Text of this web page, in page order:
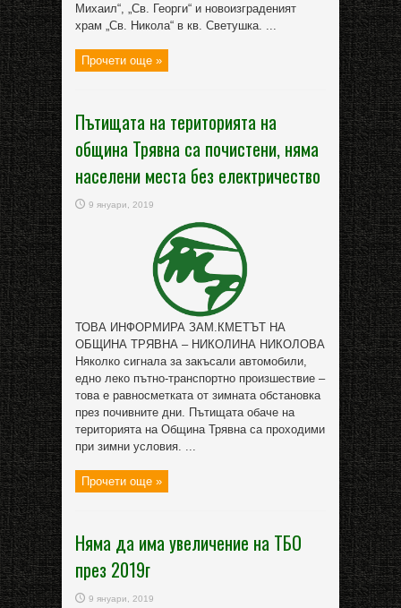
Михаил“, „Св. Георги“ и новоизграденият
храм „Св. Никола“ в кв. Светушка. ...
Прочети още »
Пътищата на територията на
община Трявна са почистени, няма
населени места без електричество
9 януари, 2019
ТОВА ИНФОРМИРА ЗАМ.КМЕТЪТ НА
ОБЩИНА ТРЯВНА – НИКОЛИНА НИКОЛОВА
Няколко сигнала за закъсали автомобили,
едно леко пътно-транспортно произшествие –
това е равносметката от зимната обстановка
през почивните дни. Пътищата обаче на
територията на Община Трявна са проходими
при зимни условия. ...
Прочети още »
Няма да има увеличение на ТБО
през 2019г
9 януари, 2019